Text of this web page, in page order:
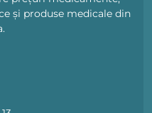
și produse medicale din